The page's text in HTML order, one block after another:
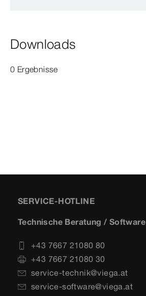
Downloads
0 Ergebnisse
SERVICE-HOTLINE
Technische Beratung / Software
+43 7667 21080 80
+43 7667 21080 30
service-technik@viega.at
service-software@viega.at